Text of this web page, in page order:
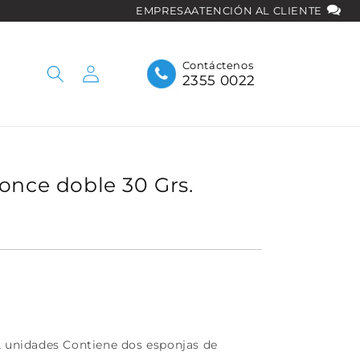
EMPRESAATENCIÓN AL CLIENTE
Iniciar
sesión
Contáctenos
2355 0022
doble 30 Grs.
unidades Contiene dos esponjas de